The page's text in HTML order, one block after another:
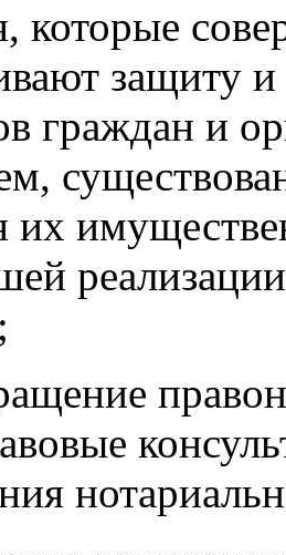
которые
защиту
граждан и
их